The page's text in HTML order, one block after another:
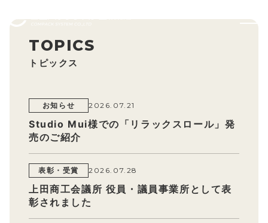
たしかに守る
トピックス
お知らせ 2026.07.21
Studio Mui様での「リラックスロール」発
売のご紹介
表彰・受賞 2026.07.28
上田商工会議所 役員・議員事業所として表
彰されました